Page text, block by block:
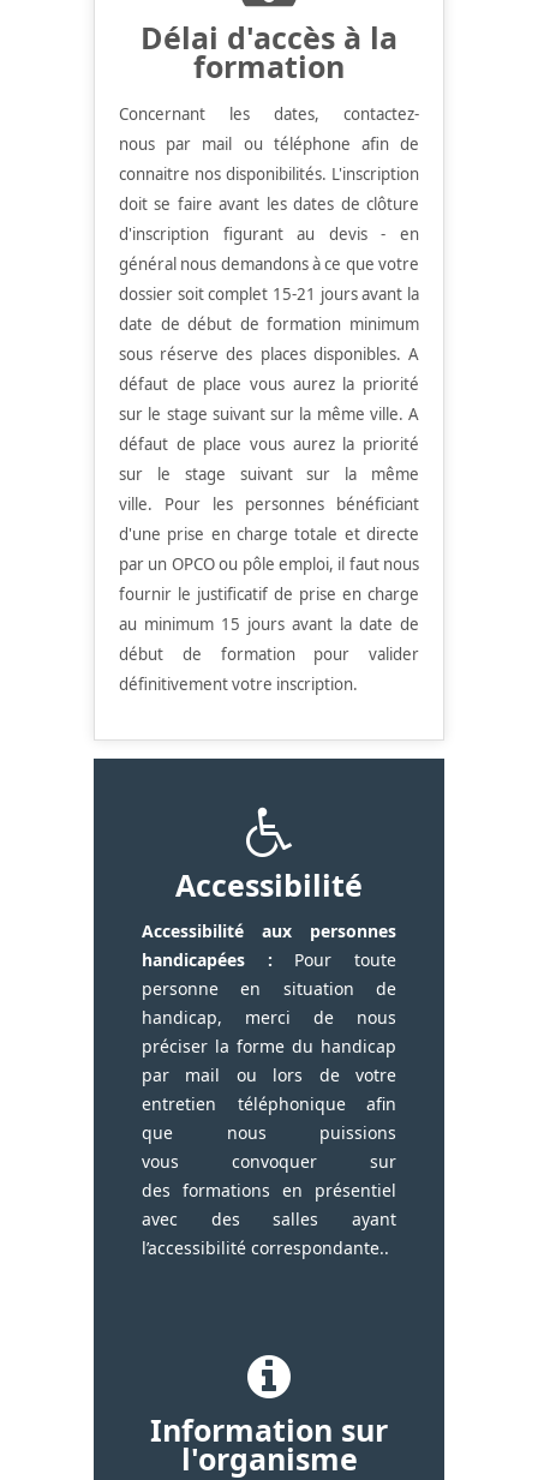
Délai d'accès à la
formation
Concernant les dates, contactez-
nous par mail ou téléphone afin de
connaitre nos disponibilités. L'inscription
doit se faire avant les dates de clôture
d'inscription figurant au devis - en
général nous demandons à ce que votre
dossier soit complet 15-21 jours avant la
date de début de formation minimum
sous réserve des places disponibles. A
défaut de place vous aurez la priorité
sur le stage suivant sur la même ville. A
défaut de place vous aurez la priorité
sur le stage suivant sur la même
ville. Pour les personnes bénéficiant
d'une prise en charge totale et directe
par un OPCO ou pôle emploi, il faut nous
fournir le justificatif de prise en charge
au minimum 15 jours avant la date de
début de formation pour valider
définitivement votre inscription.
Accessibilité
Accessibilité aux personnes
handicapées : Pour toute
personne en situation de
handicap, merci de nous
préciser la forme du handicap
par mail ou lors de votre
entretien téléphonique afin
que nous puissions
vous convoquer sur
des formations en présentiel
avec des salles ayant
l’accessibilité correspondante..
Information sur
l'organisme